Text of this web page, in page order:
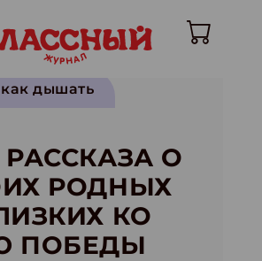
как дышать
РАССКАЗА О
РОДНЫХ
КО
ПОБЕДЫ